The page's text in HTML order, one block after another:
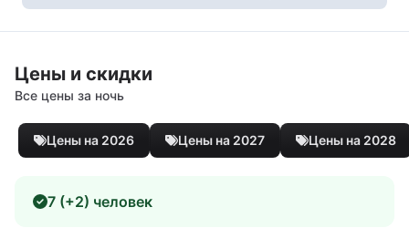
Цены и скидки
Все цены за ночь
Цены на 2026 Цены на 2027 Цены на 2028
7 (+2) человек